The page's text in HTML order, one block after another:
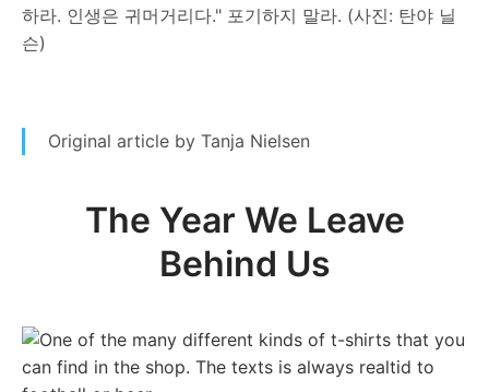
하라. 인생은 귀머거리다." 포기하지 말라. (사진: 탄야 닐
슨)
Original article by Tanja Nielsen
The Year We Leave
Behind Us